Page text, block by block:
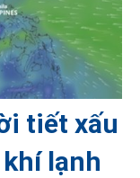
tiết xấu
lạnh